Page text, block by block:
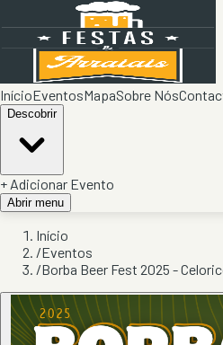
InícioEventosMapaSobre Nós
Descobrir
+ Adicionar Evento
Abrir menu
Início
/Eventos
/Borba Beer Fest 2025 -